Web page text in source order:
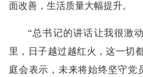
面改善，生活质量大幅提升。
“总书记的讲话让我很激
里，日子越过越红火，这一切
庭会表示，未来将始终坚守党